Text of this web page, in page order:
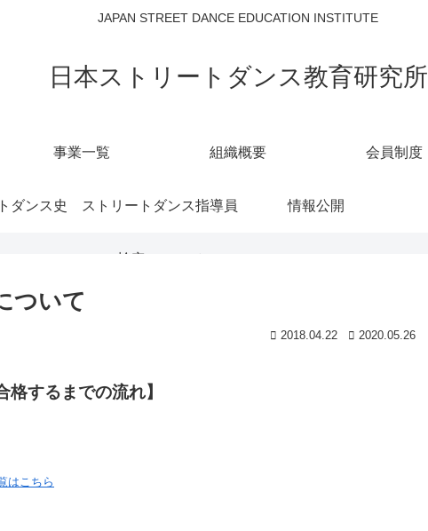
JAPAN STREET DANCE EDUCATION INSTITUTE
日本ストリートダンス教育研究所
事業一覧 組織概要 会員制度
ダンス史 ストリートダンス指導員
検定について
情報公開
ついて
2020.05.26
2018.04.22
格するまでの流れ】
はこちら